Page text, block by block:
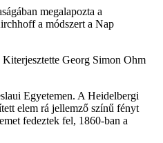
megalapozta a
a módszert a Nap
Georg Simon Ohm
Egyetemen. A Heidelbergi
elem rá jellemző színű fényt
fedeztek fel, 1860-ban a